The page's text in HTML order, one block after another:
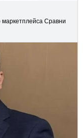
Сравни